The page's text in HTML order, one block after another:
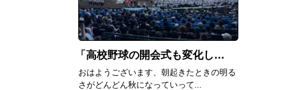
高校野球の開会式も変化してる
おはようございます、朝起きたときの明る
さがどんどん秋になっていって...